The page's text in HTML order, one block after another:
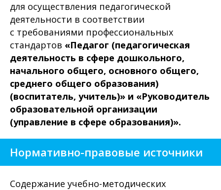
для осуществления педагогической
деятельности в соответствии
с требованиями профессиональных
стандартов «Педагог (педагогическая
деятельность в сфере дошкольного,
начального общего, основного общего,
среднего общего образования)
(воспитатель, учитель)» и «Руководитель
образовательной организации
(управление в сфере образования)».
Нормативно-правовые источники
Содержание учебно-методических